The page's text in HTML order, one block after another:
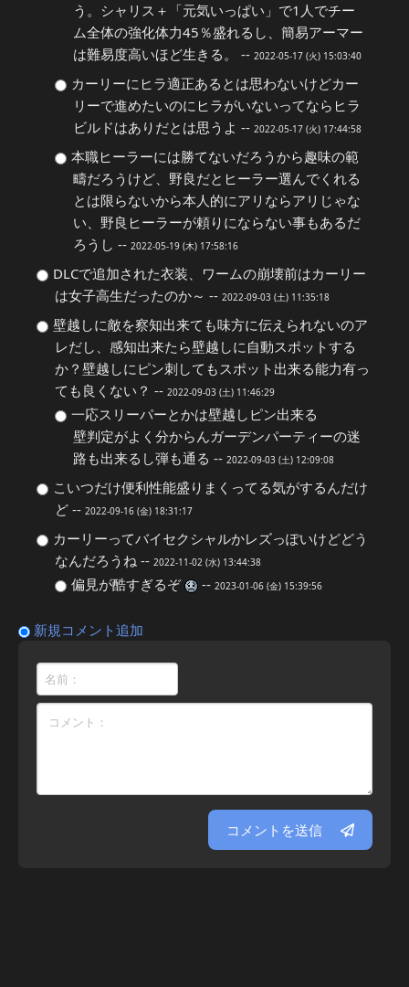
う。シャリス＋「元気いっぱい」で1人でチー
ム全体の強化体力45％盛れるし、簡易アーマー
は難易度高いほど生きる。 -- 2022-05-17 (火) 15:03:40
カーリーにヒラ適正あるとは思わないけどカー
リーで進めたいのにヒラがいないってならヒラ
ビルドはありだとは思うよ -- 2022-05-17 (火) 17:44:58
本職ヒーラーには勝てないだろうから趣味の範
疇だろうけど、野良だとヒーラー選んでくれる
とは限らないから本人的にアリならアリじゃな
い、野良ヒーラーが頼りにならない事もあるだ
ろうし -- 2022-05-19 (木) 17:58:16
DLCで追加された衣装、ワームの崩壊前はカーリー
は女子高生だったのか～ -- 2022-09-03 (土) 11:35:18
壁越しに敵を察知出来ても味方に伝えられないのア
レだし、感知出来たら壁越しに自動スポットする
か？壁越しにピン刺してもスポット出来る能力有っ
ても良くない？ -- 2022-09-03 (土) 11:46:29
一応スリーパーとかは壁越しピン出来る
壁判定がよく分からんガーデンパーティーの迷
路も出来るし弾も通る -- 2022-09-03 (土) 12:09:08
こいつだけ便利性能盛りまくってる気がするんだけ
ど -- 2022-09-16 (金) 18:31:17
カーリーってバイセクシャルかレズっぽいけどどう
なんだろうね -- 2022-11-02 (水) 13:44:38
偏見が酷すぎるぞ -- 2023-01-06 (金) 15:39:56
新規コメント追加
コメントを送信